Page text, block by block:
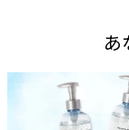
あ